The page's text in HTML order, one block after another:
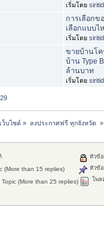
เริ่มโดย
การเลือก
เลือกแบบไ
เริ่มโดย
ขายบ้านโค
บ้าน Type
ล้านบาท
เริ่มโดย
29
ว็บไซต์ » ลงประกาศฟรี ทุกจังหวัด »
(More than 15 replies)
Topic (More than 25 replies)
หัวข้
หัวข้
โพล